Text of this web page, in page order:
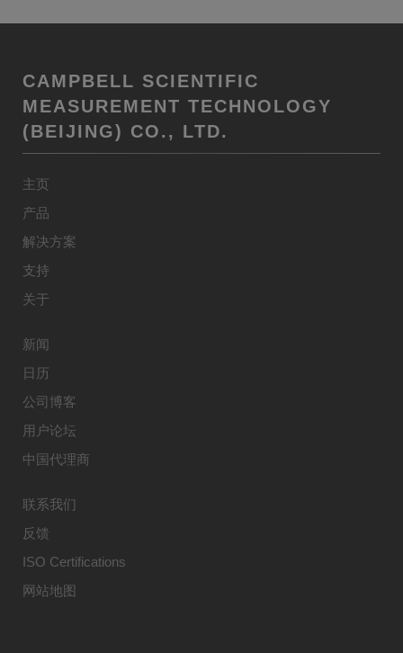
CAMPBELL SCIENTIFIC
MEASUREMENT TECHNOLOGY
(BEIJING) CO., LTD.
主页
产品
解决方案
支持
关于
新闻
日历
公司博客
用户论坛
中国代理商
联系我们
反馈
ISO Certifications
网站地图